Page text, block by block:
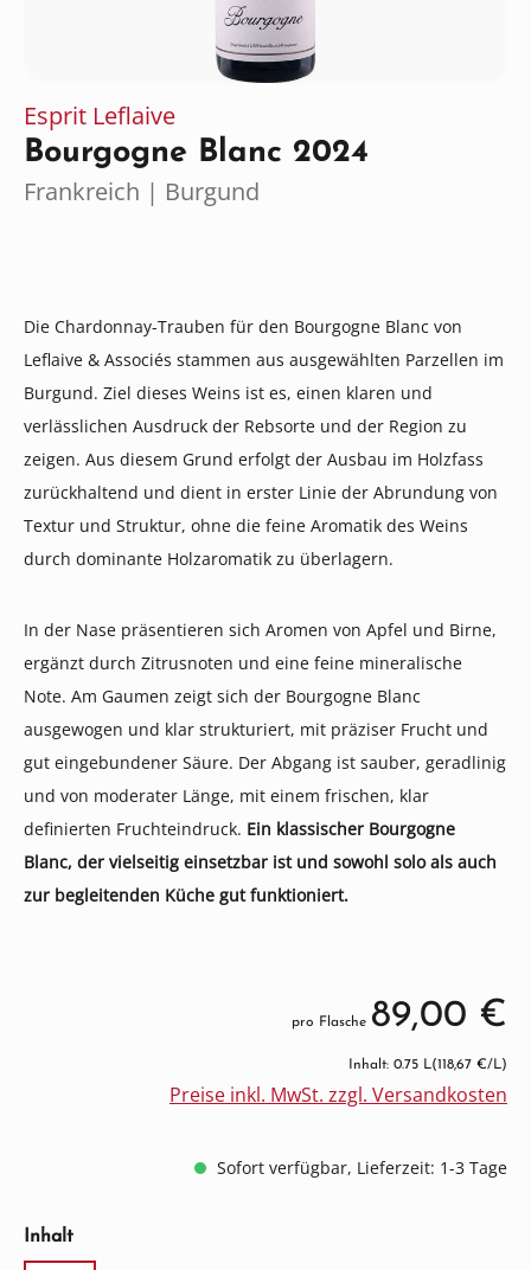
Esprit Leflaive
Bourgogne Blanc 2024
Frankreich | Burgund
Die Chardonnay-Trauben für den Bourgogne Blanc von
Leflaive & Associés stammen aus ausgewählten Parzellen im
Burgund. Ziel dieses Weins ist es, einen klaren und
verlässlichen Ausdruck der Rebsorte und der Region zu
zeigen. Aus diesem Grund erfolgt der Ausbau im Holzfass
zurückhaltend und dient in erster Linie der Abrundung von
Textur und Struktur, ohne die feine Aromatik des Weins
durch dominante Holzaromatik zu überlagern.
In der Nase präsentieren sich Aromen von Apfel und Birne,
ergänzt durch Zitrusnoten und eine feine mineralische
Note. Am Gaumen zeigt sich der Bourgogne Blanc
ausgewogen und klar strukturiert, mit präziser Frucht und
gut eingebundener Säure. Der Abgang ist sauber, geradlinig
und von moderater Länge, mit einem frischen, klar
definierten Fruchteindruck. Ein klassischer Bourgogne
Blanc, der vielseitig einsetzbar ist und sowohl solo als auch
zur begleitenden Küche gut funktioniert.
pro Flasche 89,00 €
Inhalt: 0.75 L(118,67 €/L)
Preise inkl. MwSt. zzgl. Versandkosten
Sofort verfügbar, Lieferzeit: 1-3 Tage
Inhaltauswählen